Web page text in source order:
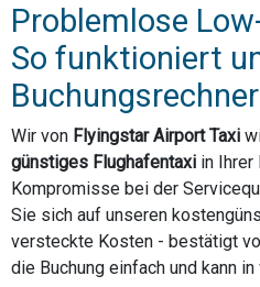
Problemlose
So funktioniert
Buchungsrechner
Wir von Flyingstar Airport Taxi
günstiges Flughafentaxi in Ihrer
Kompromisse bei der
Sie sich auf unseren
versteckte Kosten - bestätigt
die Buchung einfach und kann